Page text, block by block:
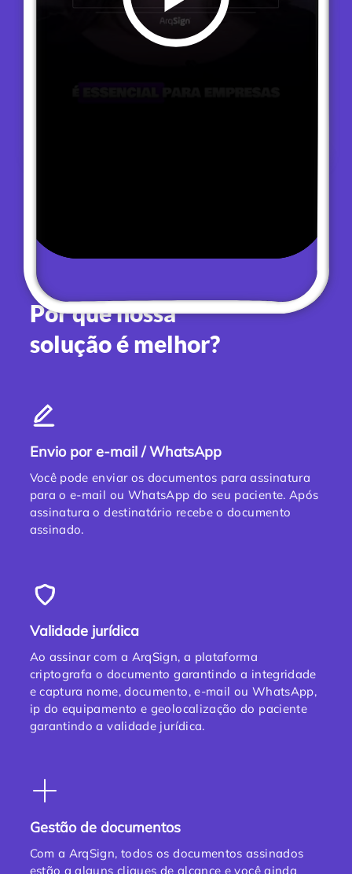
Por que nossa
solução é melhor?
Envio por e-mail / WhatsApp
Você pode enviar os documentos para assinatura
para o e-mail ou WhatsApp do seu paciente. Após
assinatura o destinatário recebe o documento
assinado.
Validade jurídica
Ao assinar com a ArqSign, a plataforma
criptografa o documento garantindo a integridade
e captura nome, documento, e-mail ou WhatsApp,
ip do equipamento e geolocalização do paciente
garantindo a validade jurídica.
Gestão de documentos
Com a ArqSign, todos os documentos assinados
estão a alguns cliques de alcance e você ainda